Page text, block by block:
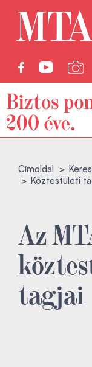
Címoldal
Köztestületi
Az
tagjai